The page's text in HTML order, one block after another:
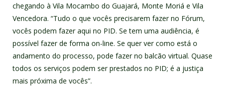
chegando à Vila Mocambo do Guajará, Monte Moriá e Vila
Vencedora. “Tudo o que vocês precisarem fazer no Fórum,
vocês podem fazer aqui no PID. Se tem uma audiência, é
possível fazer de forma on-line. Se quer ver como está o
andamento do processo, pode fazer no balcão virtual. Quase
todos os serviços podem ser prestados no PID; é a justiça
mais próxima de vocês”.